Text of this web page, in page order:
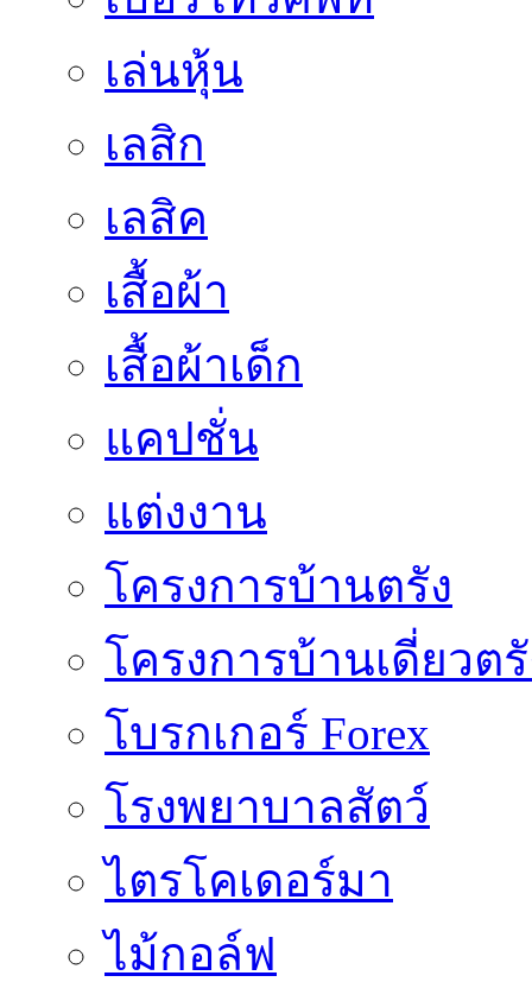
เล่นหุ้น
เลสิก
เลสิค
เสื้อผ้า
เสื้อผ้าเด็ก
แคปชั่น
แต่งงาน
โครงการบ้านตรัง
โครงการบ้านเดี่ยวต
โบรกเกอร์ Forex
โรงพยาบาลสัตว์
ไตรโคเดอร์มา
ไม้กอล์ฟ